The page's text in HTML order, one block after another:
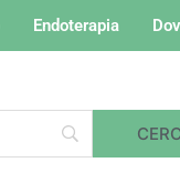
Endoterapia